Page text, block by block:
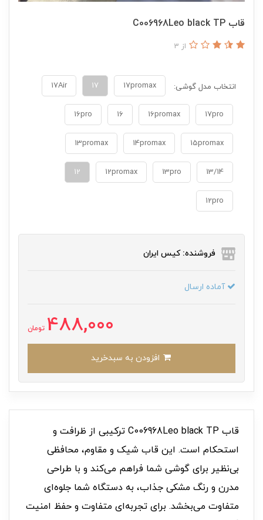
قاب C006968Leo black TP
از 3
انتخاب مدل گوشی: 17promax
17
17Air
17pro
16promax
16
16pro
15promax
14promax
13promax
13/14
13pro
12promax
12
12pro
فروشنده: کیس ایران
آماده ارسال
488,000 تومان
قاب C006968Leo black TP ترکیبی از ظرافت و
استحکام است. این قاب شیک و مقاوم، محافظی
بی‌نظیر برای گوشی شما فراهم می‌کند و با طراحی
مدرن و رنگ مشکی جذاب، به دستگاه شما جلوه‌ای
متفاوت می‌بخشد. برای تجربه‌ای متفاوت و حفظ امنیت